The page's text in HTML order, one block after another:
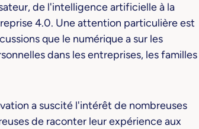
de l'intelligence artificielle à la
4.0. Une attention particulière est
que le numérique a sur les
dans les entreprises, les familles
a suscité l'intérêt de nombreuses
de raconter leur expérience aux